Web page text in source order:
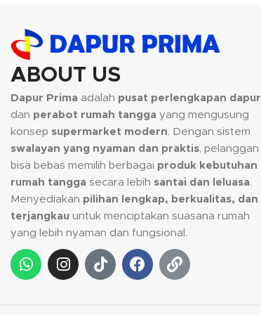
ABOUT US
Dapur Prima adalah pusat perlengkapan dapur
dan perabot rumah tangga yang mengusung
konsep supermarket modern. Dengan sistem
swalayan yang nyaman dan praktis, pelanggan
bisa bebas memilih berbagai produk kebutuhan
rumah tangga secara lebih santai dan leluasa.
Menyediakan pilihan lengkap, berkualitas, dan
terjangkau untuk menciptakan suasana rumah
yang lebih nyaman dan fungsional.